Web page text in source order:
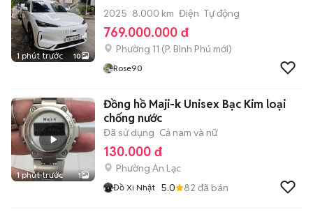
1 phút trước 10
2025 8.000 km Điện Tự động
769.000.000 đ
Phường 11 (P. Bình Phú mới)
Rose90
1 phút trước 1
Đồng hồ Maji-k Unisex Bạc Kim loại
chống nước
Đã sử dụng Cả nam và nữ
130.000 đ
Phường An Lạc
Đồ Xi Nhật 5.0 82 đã bán